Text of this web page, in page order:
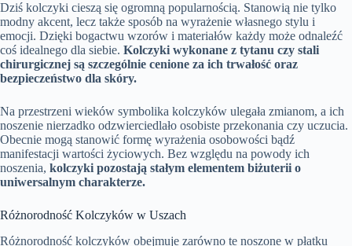
Dziś kolczyki cieszą się ogromną popularnością. Stanowią nie tylko
modny akcent, lecz także sposób na wyrażenie własnego stylu i
emocji. Dzięki bogactwu wzorów i materiałów każdy może odnaleźć
coś idealnego dla siebie. Kolczyki wykonane z tytanu czy stali
chirurgicznej są szczególnie cenione za ich trwałość oraz
bezpieczeństwo dla skóry.
Na przestrzeni wieków symbolika kolczyków ulegała zmianom, a ich
noszenie nierzadko odzwierciedlało osobiste przekonania czy uczucia.
Obecnie mogą stanowić formę wyrażenia osobowości bądź
manifestacji wartości życiowych. Bez względu na powody ich
noszenia, kolczyki pozostają stałym elementem biżuterii o
uniwersalnym charakterze.
Różnorodność Kolczyków w Uszach
Różnorodność kolczyków obejmuje zarówno te noszone w płatku